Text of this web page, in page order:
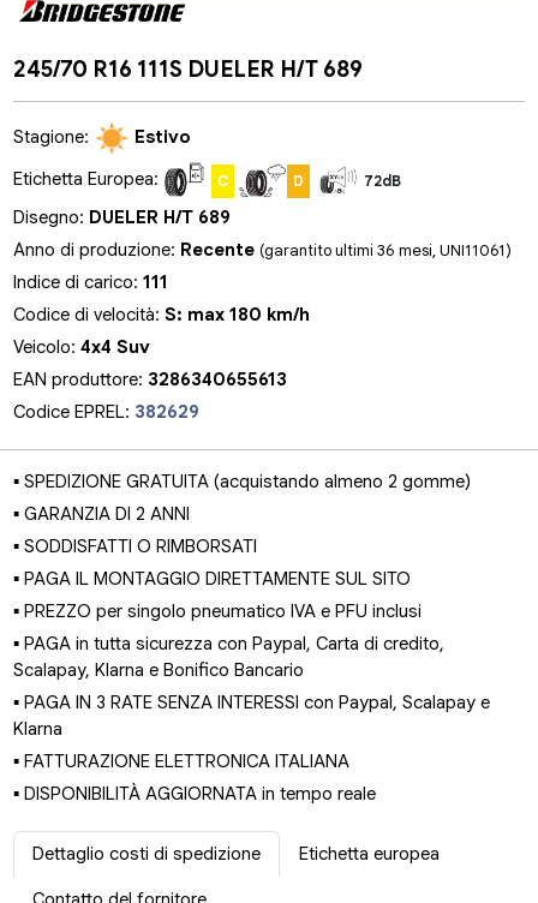
245/70 R16 111S DUELER H/T 689
Stagione:
Estivo
Etichetta Europea:
C D 72dB
Disegno: DUELER H/T 689
Anno di produzione: Recente(garantito ultimi 36 mesi, UNI11061)
Indice di carico:111
Codice di velocità:S: max 180 km/h
Veicolo:4x4 Suv
EAN produttore: 3286340655613
Codice EPREL: 382629
▪ SPEDIZIONE GRATUITA (acquistando almeno 2 gomme)
▪ GARANZIA DI 2 ANNI
▪ SODDISFATTI O RIMBORSATI
▪ PAGA IL MONTAGGIO DIRETTAMENTE SUL SITO
▪ PREZZO per singolo pneumatico IVA e PFU inclusi
▪ PAGA in tutta sicurezza con Paypal, Carta di credito,
Scalapay, Klarna e Bonifico Bancario
▪ PAGA IN 3 RATE SENZA INTERESSI con Paypal, Scalapay e
Klarna
▪ FATTURAZIONE ELETTRONICA ITALIANA
▪ DISPONIBILITÀ AGGIORNATA in tempo reale
Dettaglio costi di spedizione Etichetta europea